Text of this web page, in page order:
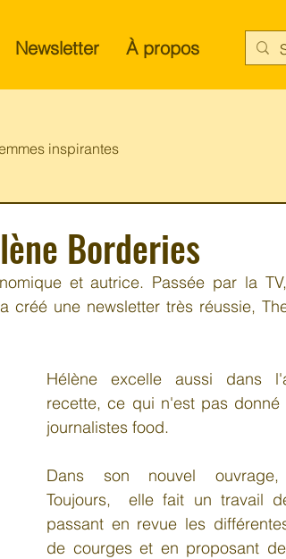
Newsletter À propos
inspirantes
Borderies
et autrice. Passée par la
créé une newsletter très réussie,
Hélène excelle aussi dans
recette, ce qui n'est pas
journalistes food.
Dans son nouvel ouvrage,
Toujours,  elle fait un travail
passant en revue les
de courges et en proposant